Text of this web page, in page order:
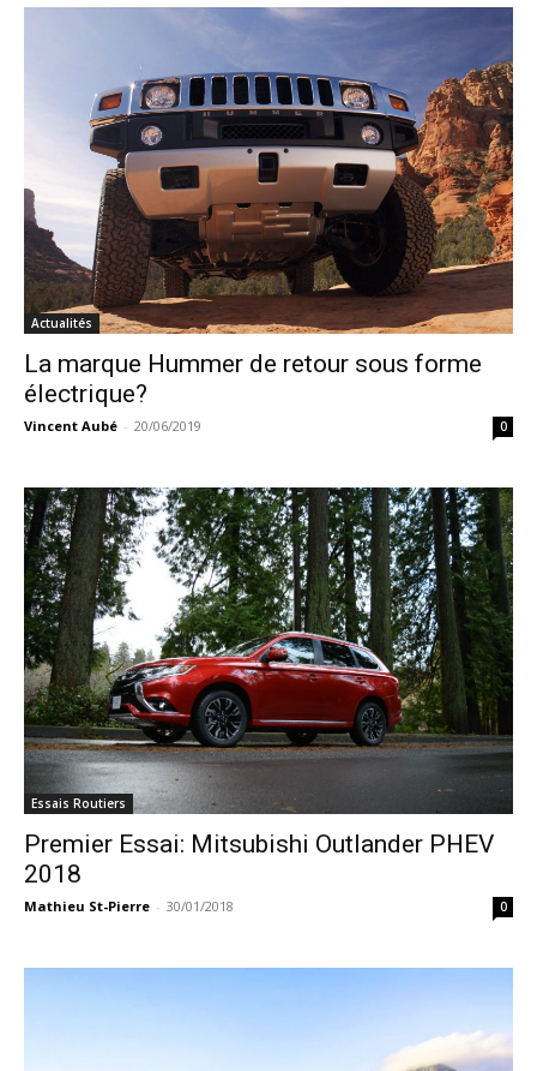
Actualités
La marque Hummer de retour sous forme
électrique?
Vincent Aubé - 20/06/2019 0
Essais Routiers
Premier Essai: Mitsubishi Outlander PHEV
2018
Mathieu St-Pierre - 30/01/2018 0